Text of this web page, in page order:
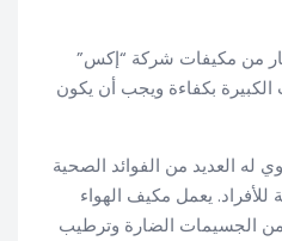
من مكيفات شركة “إكس”
الكبيرة بكفاءة ويجب أن يكون
العديد من الفوائد الصحية
يعمل مكيف الهواء
من الجسيمات الضارة وترطيب